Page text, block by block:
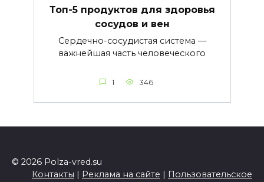
Топ-5 продуктов для здоровья
сосудов и вен
Сердечно-сосудистая система —
важнейшая часть человеческого
1 346
© 2026 Polza-vred.su
Контакты | Реклама на сайте | Пользовательское